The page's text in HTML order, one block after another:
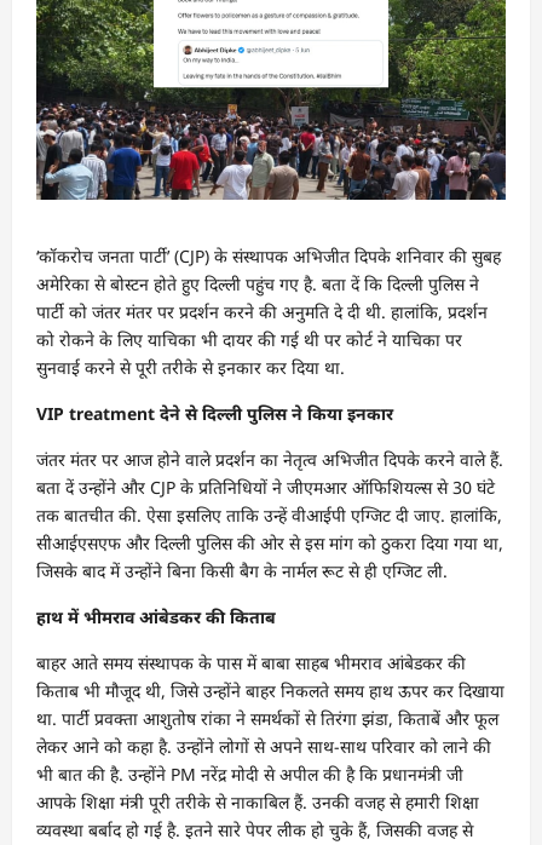
‘कॉकरोच जनता पार्टी’ (CJP) के संस्थापक अभिजीत दिपके शनिवार की सुबह
अमेरिका से बोस्टन होते हुए दिल्ली पहुंच गए है. बता दें कि दिल्ली पुलिस ने
पार्टी को जंतर मंतर पर प्रदर्शन करने की अनुमति दे दी थी. हालांकि, प्रदर्शन
को रोकने के लिए याचिका भी दायर की गई थी पर कोर्ट ने याचिका पर
सुनवाई करने से पूरी तरीके से इनकार कर दिया था.
VIP treatment देने से दिल्ली पुलिस ने किया इनकार
जंतर मंतर पर आज होने वाले प्रदर्शन का नेतृत्व अभिजीत दिपके करने वाले हैं.
बता दें उन्होंने और CJP के प्रतिनिधियों ने जीएमआर ऑफिशियल्स से 30 घंटे
तक बातचीत की. ऐसा इसलिए ताकि उन्हें वीआईपी एग्जिट दी जाए. हालांकि,
सीआईएसएफ और दिल्ली पुलिस की ओर से इस मांग को ठुकरा दिया गया था,
जिसके बाद में उन्होंने बिना किसी बैग के नार्मल रूट से ही एग्जिट ली.
हाथ में भीमराव आंबेडकर की किताब
बाहर आते समय संस्थापक के पास में बाबा साहब भीमराव आंबेडकर की
किताब भी मौजूद थी, जिसे उन्होंने बाहर निकलते समय हाथ ऊपर कर दिखाया
था. पार्टी प्रवक्ता आशुतोष रांका ने समर्थकों से तिरंगा झंडा, किताबें और फूल
लेकर आने को कहा है. उन्होंने लोगों से अपने साथ-साथ परिवार को लाने की
भी बात की है. उन्होंने PM नरेंद्र मोदी से अपील की है कि प्रधानमंत्री जी
आपके शिक्षा मंत्री पूरी तरीके से नाकाबिल हैं. उनकी वजह से हमारी शिक्षा
व्यवस्था बर्बाद हो गई है. इतने सारे पेपर लीक हो चुके हैं, जिसकी वजह से